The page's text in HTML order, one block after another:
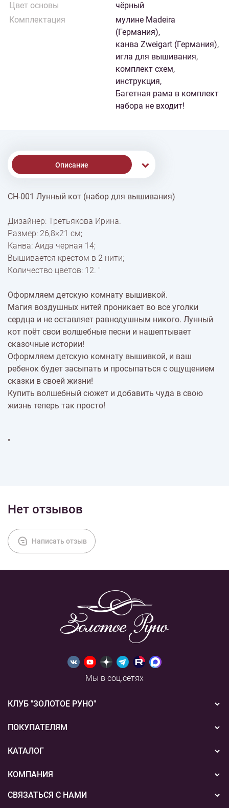
Цвет основы
чёрный
Комплектация
мулине Madeira
(Германия),
канва Zweigart (Германия),
игла для вышивания,
комплект схем,
инструкция,
Багетная рама в комплект
набора не входит!
Описание
Доставка
Оплата
СН-001 Лунный кот (набор для вышивания)
Дизайнер: Третьякова Ирина.
Размер: 26,8×21 см;
Канва: Аида черная 14;
Вышивается крестом в 2 нити;
Количество цветов: 12. "
Оформляем детскую комнату вышивкой.
Магия воздушных нитей проникает во все уголки
сердца и не оставляет равнодушным никого. Лунный
кот поёт свои волшебные песни и нашептывает
сказочные истории!
Оформляем детскую комнату вышивкой, и ваш
ребенок будет засыпать и просыпаться с ощущением
сказки в своей жизни!
Купить волшебный сюжет и добавить чуда в свою
жизнь теперь так просто!
"
Нет отзывов
Написать отзыв
Мы в соц.сетях
КЛУБ "ЗОЛОТОЕ РУНО"
Новости
Акции
ПОКУПАТЕЛЯМ
Бонусная система
Подарочные сертификаты
Способы оплаты
КАТАЛОГ
Вышивка
Пряжа
КОМПАНИЯ
О нас
СВЯЗАТЬСЯ С НАМИ